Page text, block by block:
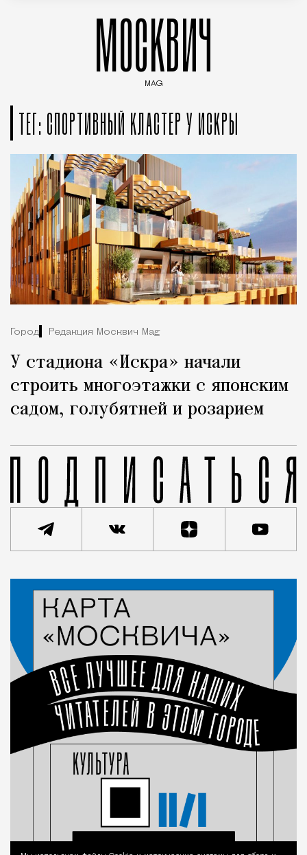
МОСКВИЧ
MAG
ТЕГ: СПОРТИВНЫЙ КЛАСТЕР У ИСКРЫ
Город Редакция Москвич Mag
У стадиона «Искра» начали
строить многоэтажки с японским
садом, голубятней и розарием